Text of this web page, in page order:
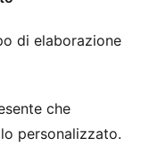
di elaborazione
che
personalizzato.